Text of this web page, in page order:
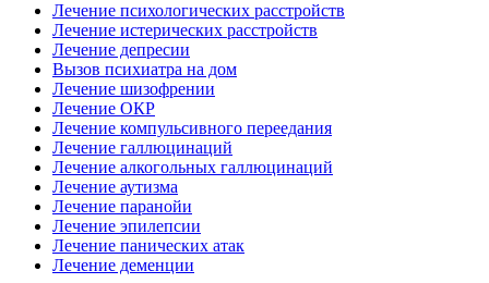
Лечение психологических расстройств
Лечение истерических расстройств
Лечение депресии
Вызов психиатра на дом
Лечение шизофрении
Лечение ОКР
Лечение компульсивного переедания
Лечение галлюцинаций
Лечение алкогольных галлюцинаций
Лечение аутизма
Лечение паранойи
Лечение эпилепсии
Лечение панических атак
Лечение деменции